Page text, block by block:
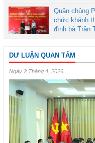
Quân chủng
chức khánh
đình bà Trần
DƯ LUẬN QUAN TÂM
Ngày 2 Tháng 4, 2026